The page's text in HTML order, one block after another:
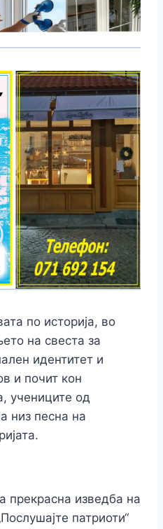
по историја, во
на свеста за
идентитет и
и почит кон
учениците од
низ песна на
прекрасна изведба на
патриоти“